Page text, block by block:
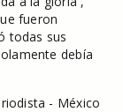
fueron
todas sus
debía
- México